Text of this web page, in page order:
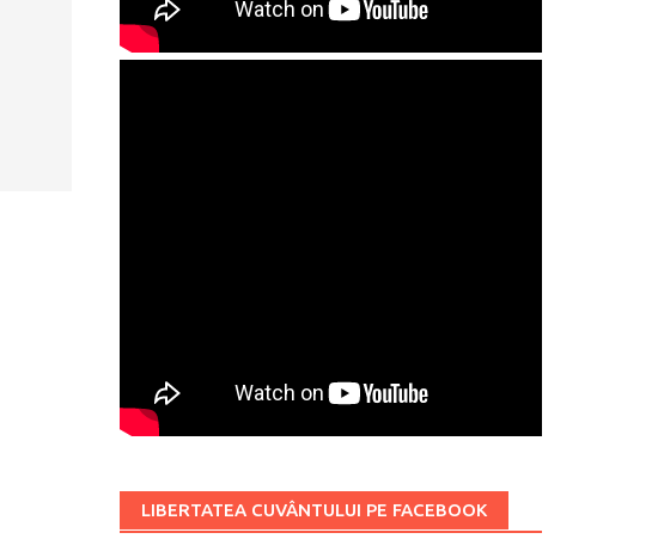
LIBERTATEA CUVÂNTULUI PE FACEBOOK